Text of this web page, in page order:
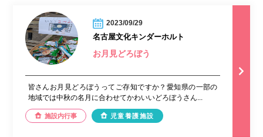
2023/09/29
名古屋文化キンダーホルト
お月見どろぼう
皆さんお月見どろぼうってご存知ですか？愛知県の一部の
地域では中秋の名月に合わせてかわいいどろぼうさん...
施設内行事 児童養護施設